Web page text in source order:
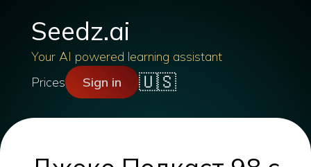
Seedz.ai
Your AI powered learning assistant
Prices
Sign in 🇺🇸